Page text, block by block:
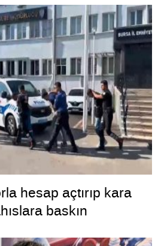
hesap açtırıp kara
baskın